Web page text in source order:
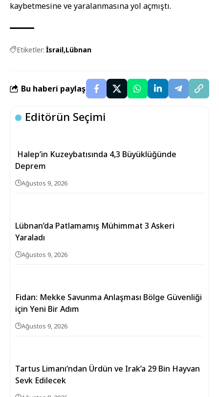
kaybetmesine ve yaralanmasına yol açmıştı.
Etiketler: İsrail Lübnan
Bu haberi paylaş
Editörün Seçimi
Halep’in Kuzeybatısında 4,3 Büyüklüğünde
Deprem
Ağustos 9, 2026
Lübnan’da Patlamamış Mühimmat 3 Askeri
Yaraladı
Ağustos 9, 2026
Fidan: Mekke Savunma Anlaşması Bölge Güvenliği
için Yeni Bir Adım
Ağustos 9, 2026
Tartus Limanı’ndan Ürdün ve Irak’a 29 Bin Hayvan
Sevk Edilecek